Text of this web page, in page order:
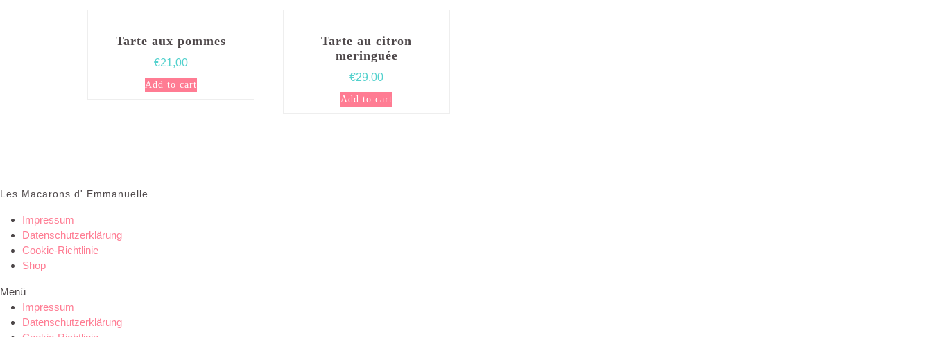
Tarte aux pommes
€21,00
Add to cart
Tarte au citron
meringuée
€29,00
Add to cart
Les Macarons d' Emmanuelle
Impressum
Datenschutzerklärung
Cookie-Richtlinie
Shop
Menü
Impressum
Datenschutzerklärung